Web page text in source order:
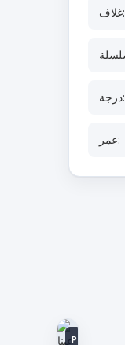
غلاف:
درجة:
عمر:
PDF